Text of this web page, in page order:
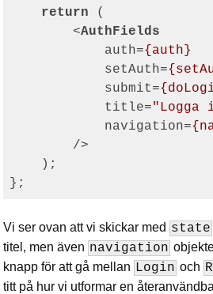
return (
<AuthFields
auth={auth}
setAuth=
submit=
title="Logga
navigation=
        />
    );
Vi ser ovan att vi skickar med state
titel, men även navigation
knapp för att gå mellan Login och
titt på hur vi utformar en